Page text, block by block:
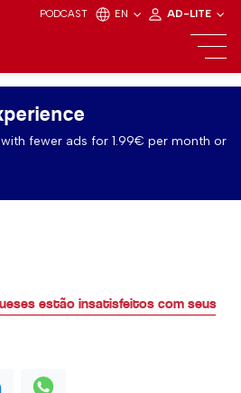
PODCAST EN AD-LITE
fewer ads for 1.99€ per month or
estão insatisfeitos com seus